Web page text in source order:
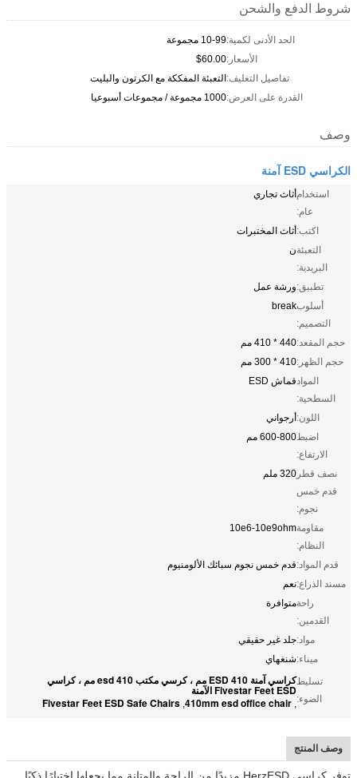
شروط الدفع والشحن
الحد الأدنى لكمية:10-99 مجموعة
الأسعار:$60.00
تفاصيل التغليف:التعبئة المفككة مع الكرتون والبليت
القدرة على العرض:1000 مجموعة / مجموعات أسبوعيا
وصف
الكراسي ESD آمنة
استخدام
عام:
أثاث تجاري
اكتب:أثاث المختبرات
التعبئة
البريدية:
ن
تطبيق:ورشة عمل
أسلوب
التصميم:
break
حجم المقعد:440 * 410 مم
حجم الظهر:410 * 300 مم
المواد
السطحية:
قماش ESD
اللون:أرجواني
اضبط
الارتفاع:
600-800 مم
نصف قطر
قدم خمس
نجوم:
320 ملم
مقاومة
النظام:
10e6-10e9ohm
قدم المواد:قدم خمس نجوم سبائك الألومنيوم
مسند الذراع:نعم
راحة
القدمين:
متوافرة
مواد:جلد غير حقيقي
ميناء:شنغهاي
تسليط
الضوء:
كراسي آمنة ESD 410 مم ، كرسي مكتب esd 410 مم ، كراسي
Fivestar Feet ESD الآمنة
,
410mm esd office chair
,
Fivestar Feet ESD Safe Chairs
وصف المنتج